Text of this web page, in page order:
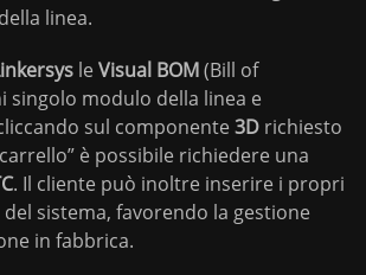
linea.
le Visual BOM(Bill of
singolo modulo della linea e
sul componente 3D richiesto
è possibile richiedere una
. Il cliente può inoltre inserire i propri
sistema, favorendo la gestione
in fabbrica.